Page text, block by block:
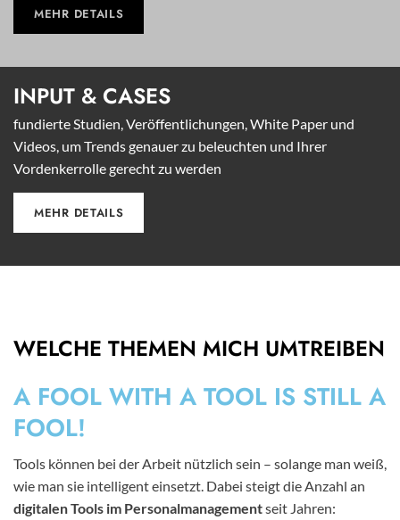
MEHR DETAILS
INPUT & CASES
fundierte Studien, Veröffentlichungen, White Paper und
Videos, um Trends genauer zu beleuchten und Ihrer
Vordenkerrolle gerecht zu werden
MEHR DETAILS
WELCHE THEMEN MICH UMTREIBEN
A FOOL WITH A TOOL IS STILL A
FOOL!
Tools können bei der Arbeit nützlich sein – solange man weiß,
wie man sie intelligent einsetzt. Dabei steigt die Anzahl an
digitalen Tools im Personalmanagementseit Jahren: